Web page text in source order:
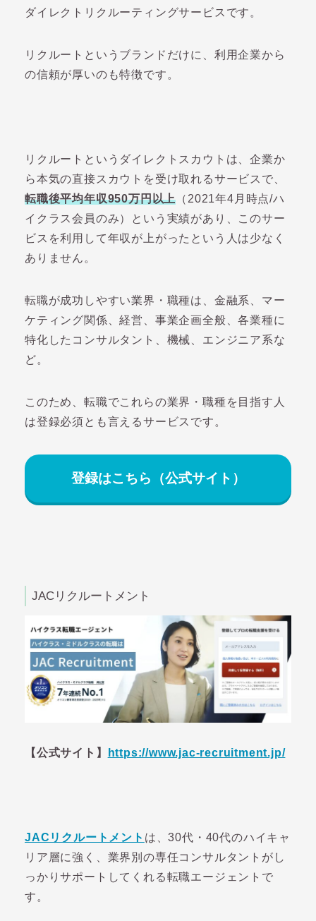
ダイレクトリクルーティングサービスです。
リクルートというブランドだけに、利用企業から
の信頼が厚いのも特徴です。
リクルートというダイレクトスカウトは、企業か
ら本気の直接スカウトを受け取れるサービスで、
転職後平均年収950万円以上 （2021年4月時点/ハ
イクラス会員のみ）という実績があり、このサー
ビスを利用して年収が上がったという人は少なく
ありません。
転職が成功しやすい業界・職種は、金融系、マー
ケティング関係、経営、事業企画全般、各業種に
特化したコンサルタント、機械、エンジニア系な
ど。
このため、転職でこれらの業界・職種を目指す人
は登録必須とも言えるサービスです。
登録はこちら（公式サイト）
JACリクルートメント
【公式サイト】 https://www.jac-recruitment.jp/
JACリクルートメント は、30代・40代のハイキャ
リア層に強く、業界別の専任コンサルタントがし
っかりサポートしてくれる転職エージェントで
す。